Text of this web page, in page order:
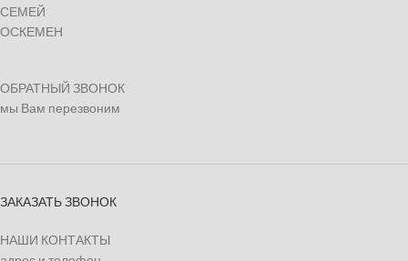
СЕМЕЙ
ОСКЕМЕН
ОБРАТНЫЙ ЗВОНОК
мы Вам перезвоним
ЗАКАЗАТЬ ЗВОНОК
НАШИ КОНТАКТЫ